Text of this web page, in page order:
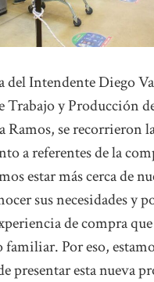
del Intendente Diego
Trabajo y Producción
Ramos, se recorrieron
a referentes de la
estar más cerca de
sus necesidades y
de compra que
familiar. Por eso,
presentar esta nueva